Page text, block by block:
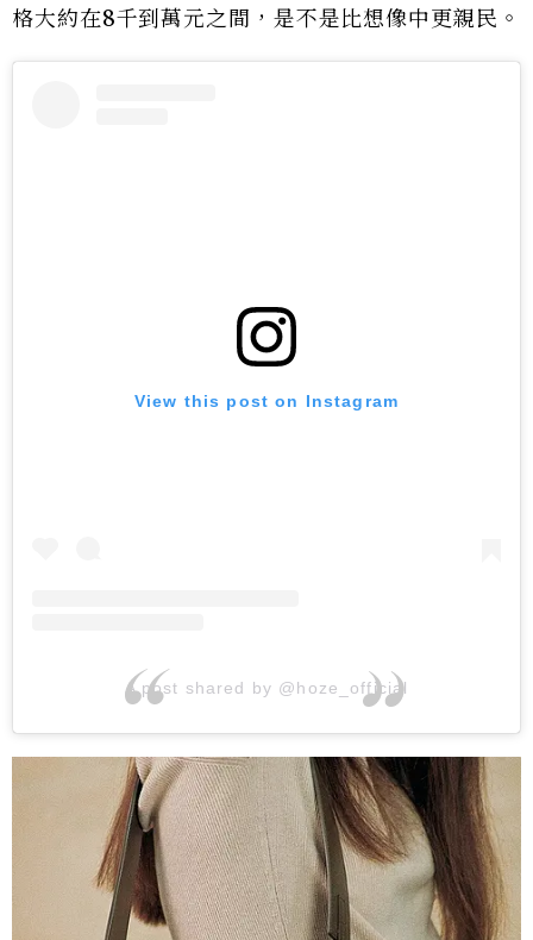
格大約在8千到萬元之間，是不是比想像中更親民。
View this post on Instagram
A post shared by @hoze_official